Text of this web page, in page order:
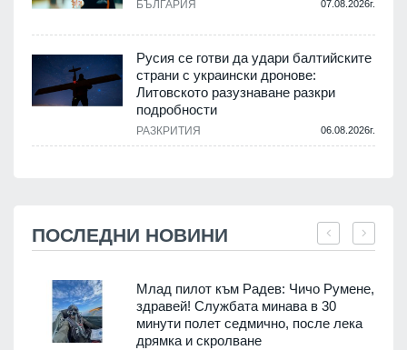
БЪЛГАРИЯ 07.08.2026г.
Русия се готви да удари балтийските
страни с украински дронове:
Литовското разузнаване разкри
подробности
РАЗКРИТИЯ 06.08.2026г.
ПОСЛЕДНИ НОВИНИ
Млад пилот към Радев: Чичо Румене,
здравей! Службата минава в 30
минути полет седмично, после лека
дрямка и скролване